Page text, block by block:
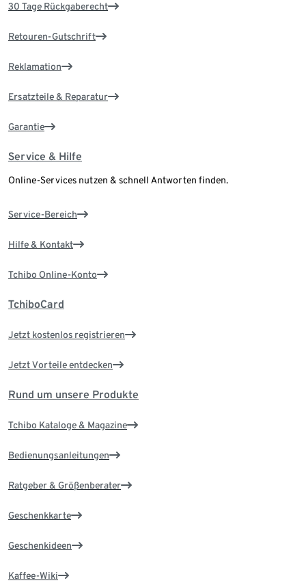
30 Tage Rückgaberecht
Retouren-Gutschrift
Reklamation
Ersatzteile & Reparatur
Garantie
Service & Hilfe
Online-Services nutzen & schnell Antworten finden.
Service-Bereich
Hilfe & Kontakt
Tchibo Online-Konto
TchiboCard
Jetzt kostenlos registrieren
Jetzt Vorteile entdecken
Rund um unsere Produkte
Tchibo Kataloge & Magazine
Bedienungsanleitungen
Ratgeber & Größenberater
Geschenkkarte
Geschenkideen
Kaffee-Wiki